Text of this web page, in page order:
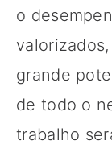
o
grande
de todo o
trabalho